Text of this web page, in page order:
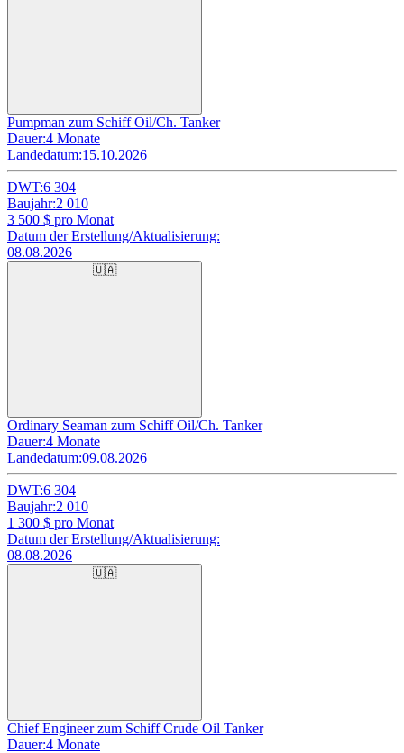
Pumpman zum Schiff Oil/Ch. Tanker
Dauer:4 Monate
Landedatum:15.10.2026
DWT:6 304
Baujahr:2 010
3 500 $ pro Monat
Datum der Erstellung/Aktualisierung:
08.08.2026
🇺🇦
Ordinary Seaman zum Schiff Oil/Ch. Tanker
Dauer:4 Monate
Landedatum:09.08.2026
DWT:6 304
Baujahr:2 010
1 300 $ pro Monat
Datum der Erstellung/Aktualisierung:
08.08.2026
🇺🇦
Chief Engineer zum Schiff Crude Oil Tanker
Dauer:4 Monate